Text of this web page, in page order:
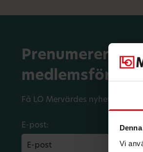
Vi
Prenumerera
Få LO Mervärdes nyhetsbrev
E-post: